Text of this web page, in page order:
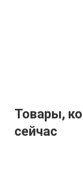
Товары,
сейчас